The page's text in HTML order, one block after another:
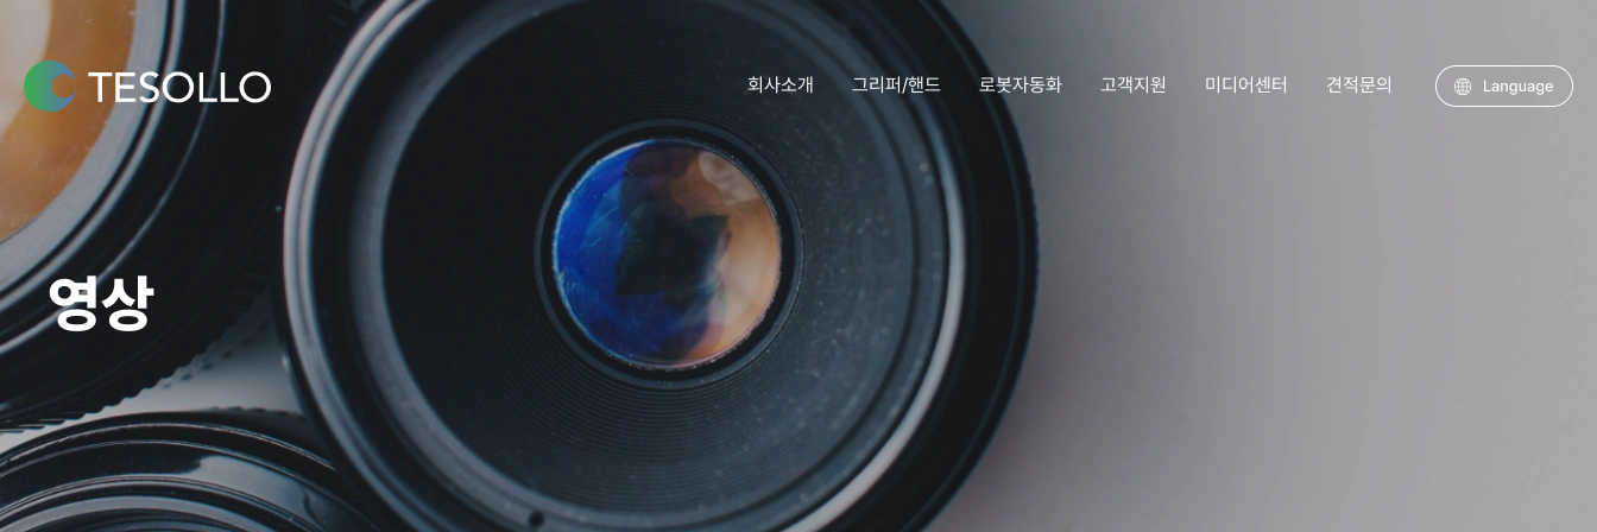
건너뛰기
회사소개
그리퍼/핸드 로봇자동화 고객지원 미디어센터 견적문의
영상